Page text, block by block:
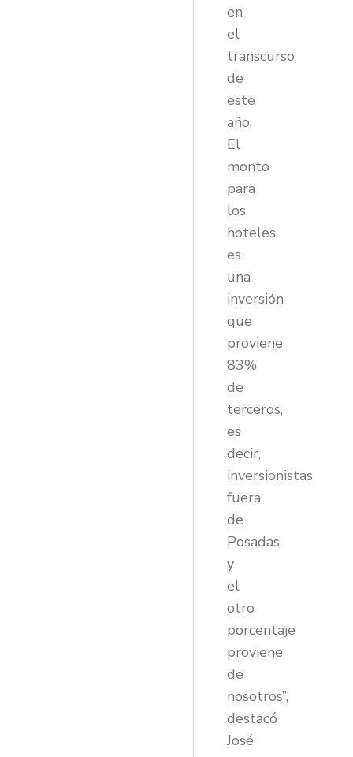
en
el
transcurso
de
este
año.
El
monto
para
los
hoteles
es
una
inversión
que
proviene
83%
de
terceros,
es
decir,
inversionistas
fuera
de
Posadas
y
el
otro
porcentaje
proviene
de
nosotros”,
destacó
José